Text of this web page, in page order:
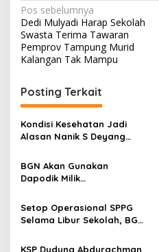
N
a
v
g
a
s
p
o
s
Pos sebelumnya
Dedi Mulyadi Harap Sekolah
Swasta Terima Tawaran
Pemprov Tampung Murid
Kalangan Tak Mampu
Posting Terkait
Kondisi Kesehatan Jadi
Alasan Nanik S Deyang
Tunjuk Wamentan
Sudaryono
BGN Akan Gunakan
Dapodik Milik
Distribusi MBG Tepat
Sasaran
Setop Operasional SPPG
Selama Libur Sekolah, BGN
Anggaran 3,4 Triliun
KSP Dudung Abdurachman